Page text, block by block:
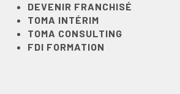
DEVENIR FRANCHISÉ
TOMA INTÉRIM
TOMA CONSULTING
FDI FORMATION